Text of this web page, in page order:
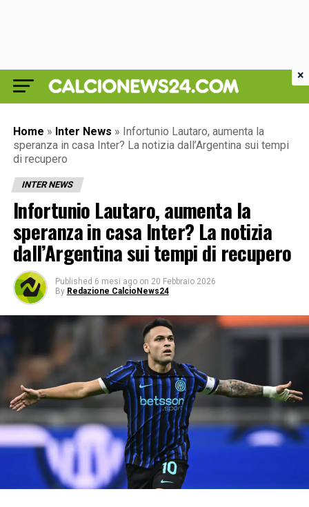
Home » Inter News » Infortunio Lautaro, aumenta la
speranza in casa Inter? La notizia dall’Argentina sui tempi
di recupero
INTER NEWS
Infortunio Lautaro, aumenta la
speranza in casa Inter? La notizia
dall’Argentina sui tempi di recupero
Published 6 mesi ago on 20 Febbraio 2026
By Redazione CalcioNews24
×